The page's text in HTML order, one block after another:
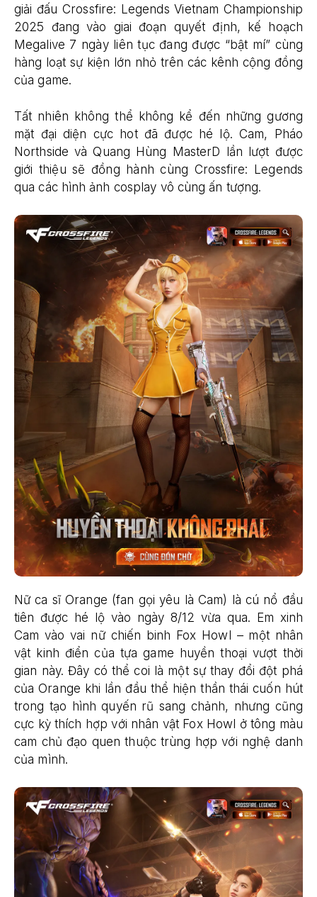
giải đấu Crossfire: Legends Vietnam Championship
2025 đang vào giai đoạn quyết định, kế hoạch
Megalive 7 ngày liên tục đang được “bật mí” cùng
hàng loạt sự kiện lớn nhỏ trên các kênh cộng đồng
của game.
Tất nhiên không thể không kể đến những gương
mặt đại diện cực hot đã được hé lộ. Cam, Pháo
Northside và Quang Hùng MasterD lần lượt được
giới thiệu sẽ đồng hành cùng Crossfire: Legends
qua các hình ảnh cosplay vô cùng ấn tượng.
Nữ ca sĩ Orange (fan gọi yêu là Cam) là cú nổ đầu
tiên được hé lộ vào ngày 8/12 vừa qua. Em xinh
Cam vào vai nữ chiến binh Fox Howl – một nhân
vật kinh điển của tựa game huyền thoại vượt thời
gian này. Đây có thể coi là một sự thay đổi đột phá
của Orange khi lần đầu thể hiện thần thái cuốn hút
trong tạo hình quyến rũ sang chảnh, nhưng cũng
cực kỳ thích hợp với nhân vật Fox Howl ở tông màu
cam chủ đạo quen thuộc trùng hợp với nghệ danh
của mình.